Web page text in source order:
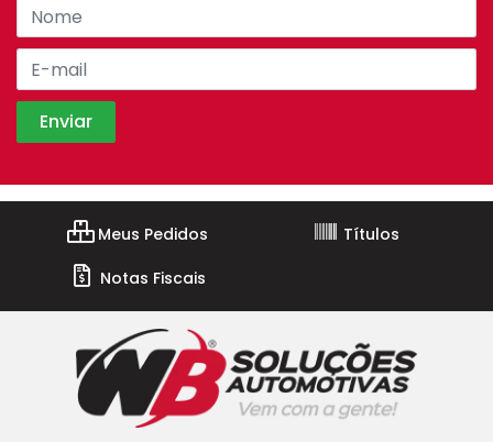
Meus Pedidos
Títulos
Notas Fiscais